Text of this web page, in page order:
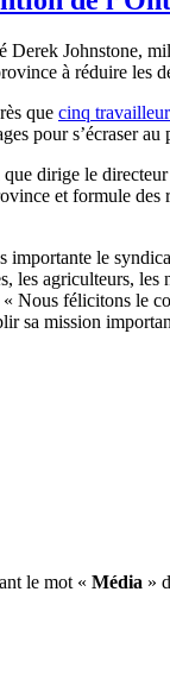
Johnstone,
à réduire les
que cinq
pour s’écraser
dirige le
et formule
le
agriculteurs,
félicitons le
sa mission
le mot « Média »